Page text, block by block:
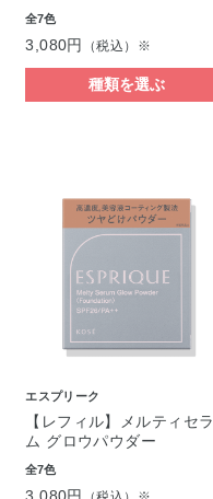
全7色
3,080円 （税込）※
種類を選ぶ
エスプリーク
【レフィル】メルティセラ
ム グロウパウダー
全7色
3,080円